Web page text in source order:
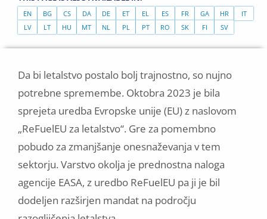
EN BG CS DA DE ET EL ES FR GA HR
IT
LV
LT HU MT NL PL PT RO SK FI SV
Da bi letalstvo postalo bolj trajnostno, so nujno
potrebne spremembe. Oktobra 2023 je bila
sprejeta uredba Evropske unije (EU) z naslovom
„ReFuelEU za letalstvo“. Gre za pomembno
pobudo za zmanjšanje onesnaževanja v tem
sektorju. Varstvo okolja je prednostna naloga
agencije EASA, z uredbo ReFuelEU pa ji je bil
dodeljen razširjen mandat na področju